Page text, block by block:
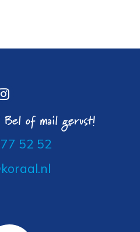
of mail gerust!
52 52